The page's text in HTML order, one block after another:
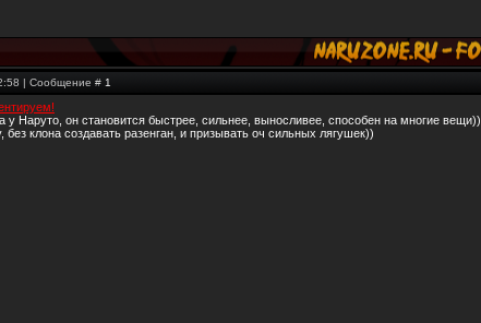
| Сообщение # 1
Наруто, он становится быстрее, сильнее, выносливее, способен на многие вещи))
без клона создавать разенган, и призывать оч сильных лягушек))